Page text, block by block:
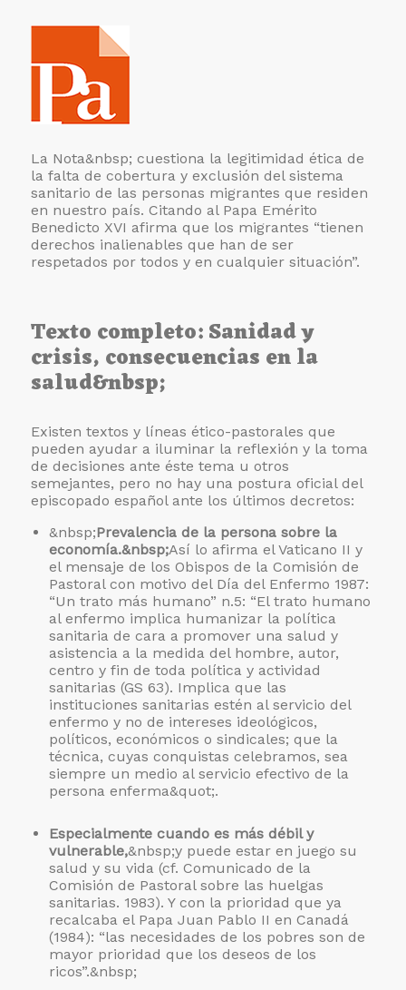
La Nota&nbsp; cuestiona la legitimidad ética de
la falta de cobertura y exclusión del sistema
sanitario de las personas migrantes que residen
en nuestro país. Citando al Papa Emérito
Benedicto XVI afirma que los migrantes “tienen
derechos inalienables que han de ser
respetados por todos y en cualquier situación”.
Texto completo: Sanidad y
crisis, consecuencias en la
salud&nbsp;
Existen textos y líneas ético-pastorales que
pueden ayudar a iluminar la reflexión y la toma
de decisiones ante éste tema u otros
semejantes, pero no hay una postura oficial del
episcopado español ante los últimos decretos:
&nbsp;Prevalencia de la persona sobre la
economía.&nbsp;Así lo afirma el Vaticano II y
el mensaje de los Obispos de la Comisión de
Pastoral con motivo del Día del Enfermo 1987:
“Un trato más humano” n.5: “El trato humano
al enfermo implica humanizar la política
sanitaria de cara a promover una salud y
asistencia a la medida del hombre, autor,
centro y fin de toda política y actividad
sanitarias (GS 63). Implica que las
instituciones sanitarias estén al servicio del
enfermo y no de intereses ideológicos,
políticos, económicos o sindicales; que la
técnica, cuyas conquistas celebramos, sea
siempre un medio al servicio efectivo de la
persona enferma&quot;.
Especialmente cuando es más débil y
vulnerable,&nbsp;y puede estar en juego su
salud y su vida (cf. Comunicado de la
Comisión de Pastoral sobre las huelgas
sanitarias. 1983). Y con la prioridad que ya
recalcaba el Papa Juan Pablo II en Canadá
(1984): “las necesidades de los pobres son de
mayor prioridad que los deseos de los
ricos”.&nbsp;